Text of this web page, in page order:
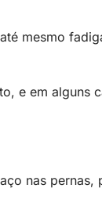
mesmo
e em alguns
nas